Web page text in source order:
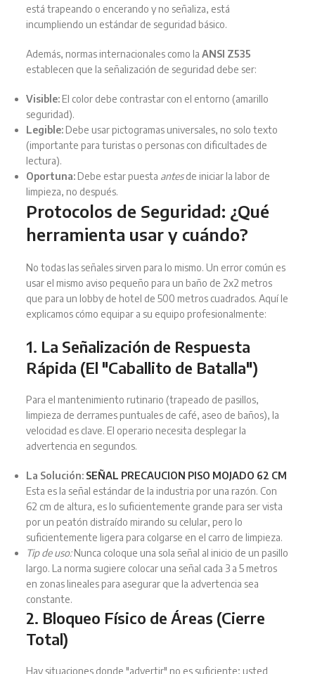
está trapeando o encerando y no señaliza, está
incumpliendo un estándar de seguridad básico.
Además, normas internacionales como la ANSI Z535
establecen que la señalización de seguridad debe ser:
Visible:El color debe contrastar con el entorno (amarillo
seguridad).
Legible:Debe usar pictogramas universales, no solo texto
(importante para turistas o personas con dificultades de
lectura).
Oportuna:Debe estar puesta antesde iniciar la labor de
limpieza, no después.
Protocolos de Seguridad: ¿Qué
herramienta usar y cuándo?
No todas las señales sirven para lo mismo. Un error común es
usar el mismo aviso pequeño para un baño de 2x2 metros
que para un lobby de hotel de 500 metros cuadrados. Aquí le
explicamos cómo equipar a su equipo profesionalmente:
1. La Señalización de Respuesta
Rápida (El "Caballito de Batalla")
Para el mantenimiento rutinario (trapeado de pasillos,
limpieza de derrames puntuales de café, aseo de baños), la
velocidad es clave. El operario necesita desplegar la
advertencia en segundos.
La Solución: SEÑAL PRECAUCION PISO MOJADO 62 CM
Esta es la señal estándar de la industria por una razón. Con
62 cm de altura, es lo suficientemente grande para ser vista
por un peatón distraído mirando su celular, pero lo
suficientemente ligera para colgarse en el carro de limpieza.
Tip de uso:Nunca coloque una sola señal al inicio de un pasillo
largo. La norma sugiere colocar una señal cada 3 a 5 metros
en zonas lineales para asegurar que la advertencia sea
constante.
2. Bloqueo Físico de Áreas (Cierre
Total)
Hay situaciones donde "advertir" no es suficiente; usted